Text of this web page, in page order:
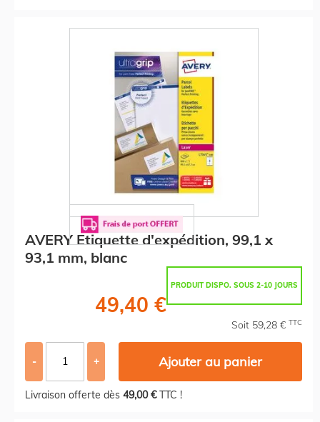
AVERY Etiquette d'expédition, 99,1 x
93,1 mm, blanc
PRODUIT DISPO. SOUS 2-10 JOURS
49,40 €
Soit 59,28 € TTC
- + Ajouter au panier
Livraison offerte dès 49,00 €TTC !